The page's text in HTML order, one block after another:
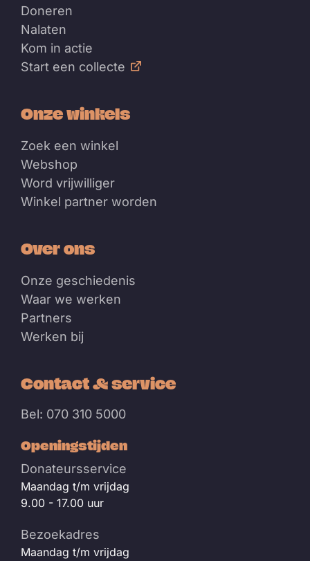
Doneren
Nalaten
Kom in actie
Start een collecte
Onze winkels
Zoek een winkel
Webshop
Word vrijwilliger
Winkel partner worden
Over ons
Onze geschiedenis
Waar we werken
Partners
Werken bij
Contact & service
Bel: 070 310 5000
Openingstijden
Donateursservice
Maandag t/m vrijdag
9.00 - 17.00 uur
Bezoekadres
Maandag t/m vrijdag